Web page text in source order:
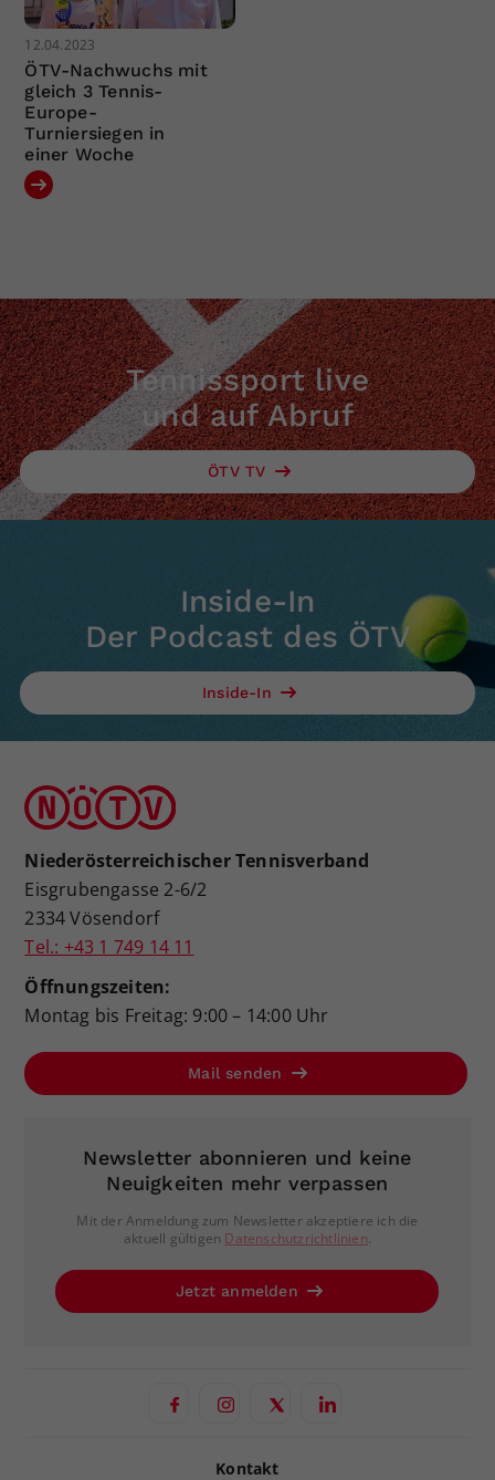
12.04.2023
ÖTV-Nachwuchs mit
gleich 3 Tennis-
Europe-
Turniersiegen in
einer Woche
Tennissport live
und auf Abruf
ÖTV TV
Inside-In
Der Podcast des ÖTV
Inside-In
Niederösterreichischer Tennisverband
Eisgrubengasse 2-6/2
2334 Vösendorf
Tel.: +43 1 749 14 11
Öffnungszeiten:
Montag bis Freitag: 9:00 – 14:00 Uhr
Mail senden
Newsletter abonnieren und keine
Neuigkeiten mehr verpassen
Mit der Anmeldung zum Newsletter akzeptiere ich die
aktuell gültigen Datenschutzrichtlinien.
Jetzt anmelden
Kontakt